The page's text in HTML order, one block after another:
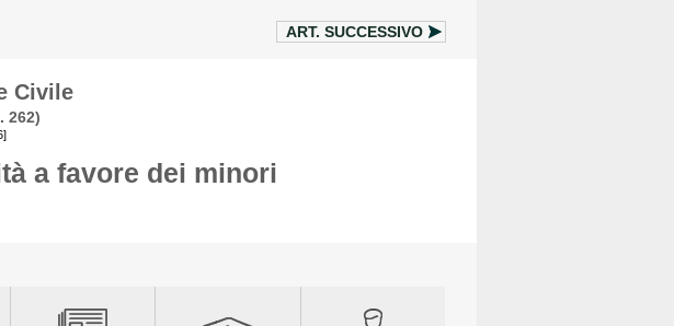
ART. SUCCESSIVO
Civile
262)
a favore dei minori